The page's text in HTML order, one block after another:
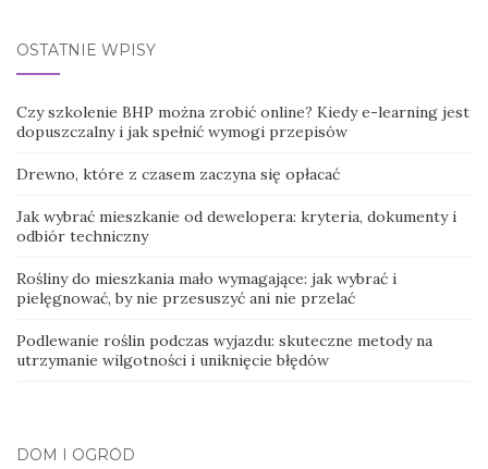
OSTATNIE WPISY
Czy szkolenie BHP można zrobić online? Kiedy e-learning jest
dopuszczalny i jak spełnić wymogi przepisów
Drewno, które z czasem zaczyna się opłacać
Jak wybrać mieszkanie od dewelopera: kryteria, dokumenty i
odbiór techniczny
Rośliny do mieszkania mało wymagające: jak wybrać i
pielęgnować, by nie przesuszyć ani nie przelać
Podlewanie roślin podczas wyjazdu: skuteczne metody na
utrzymanie wilgotności i uniknięcie błędów
DOM I OGRÓD